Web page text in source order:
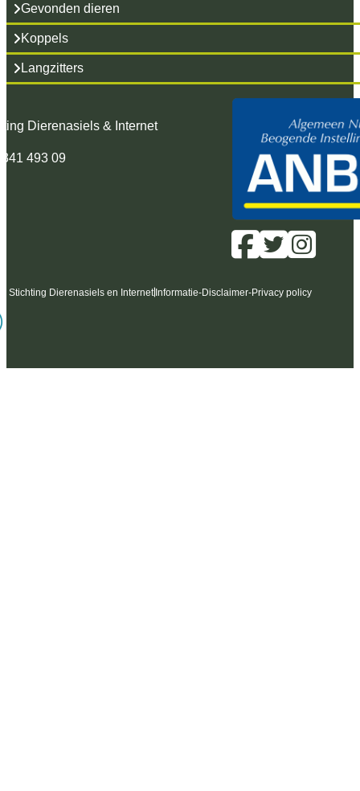
Gevonden dieren
Koppels
Langzitters
Dierenasiels & Internet
493 09
Stichting Dierenasiels en Internet Informatie-Disclaimer-Privacy policy